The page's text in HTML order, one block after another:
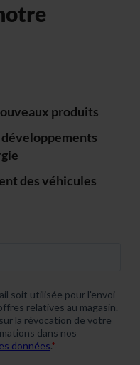
produits
des véhicules